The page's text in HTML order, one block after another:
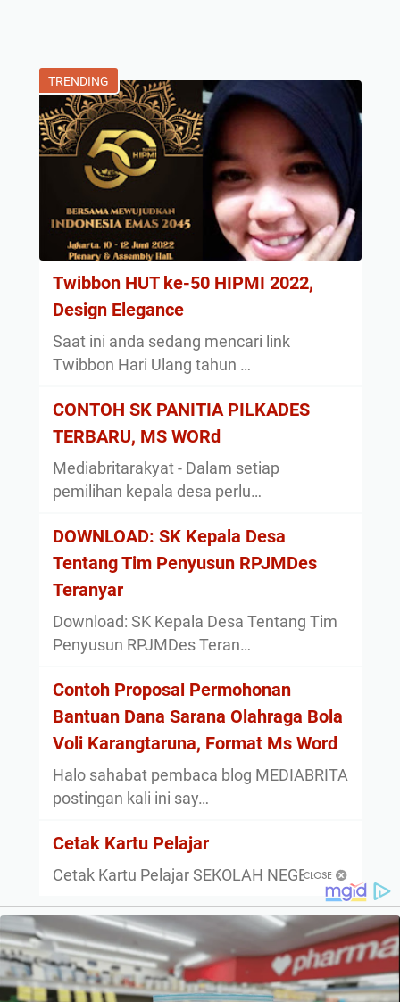
TRENDING
Twibbon HUT ke-50 HIPMI 2022,
Design Elegance
Saat ini anda sedang mencari link
Twibbon Hari Ulang tahun …
CONTOH SK PANITIA PILKADES
TERBARU, MS WORd
Mediabritarakyat - Dalam setiap
pemilihan kepala desa perlu…
DOWNLOAD: SK Kepala Desa
Tentang Tim Penyusun RPJMDes
Teranyar
Download: SK Kepala Desa Tentang Tim
Penyusun RPJMDes Teran…
Contoh Proposal Permohonan
Bantuan Dana Sarana Olahraga Bola
Voli Karangtaruna, Format Ms Word
Halo sahabat pembaca blog MEDIABRITA
postingan kali ini say…
Cetak Kartu Pelajar
Cetak Kartu Pelajar SEKOLAH NEGERI 1…
About Privacy Policy Sitemap
Disclaimer